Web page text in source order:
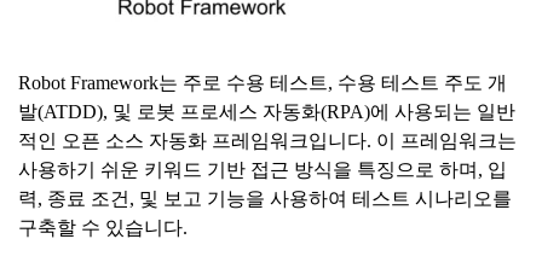
Robot Framework는 주로 수용 테스트, 수용 테스트 주도 개
발(ATDD), 및 로봇 프로세스 자동화(RPA)에 사용되는 일반
적인 오픈 소스 자동화 프레임워크입니다. 이 프레임워크는
사용하기 쉬운 키워드 기반 접근 방식을 특징으로 하며, 입
력, 종료 조건, 및 보고 기능을 사용하여 테스트 시나리오를
구축할 수 있습니다.